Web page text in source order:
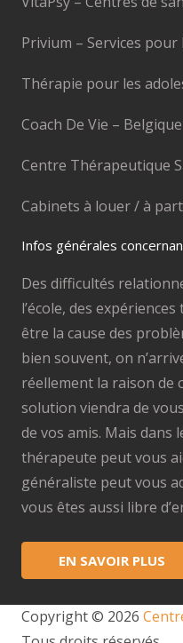
Privium – Services
Thérapie pour les
Coach De Vie – Belgique
Centre Thérapeutique
Cabinets à louer / à
Infos générales
Des difficultés
l’école, des
être la cause des
bien souvent, on
réellement la raison de
solution viendra de
de vos amis. Mais dans
thérapeute peut vous
généraliste peut vous
vous êtes aussi libre
EN SAVOIR PLUS
Copyright © 2026